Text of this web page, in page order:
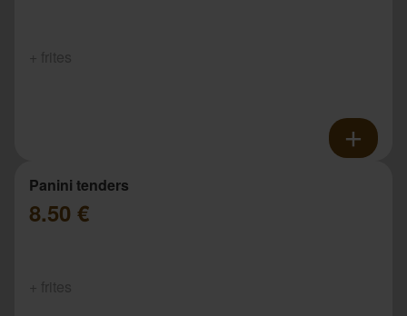
Panini tenders
8.50 €